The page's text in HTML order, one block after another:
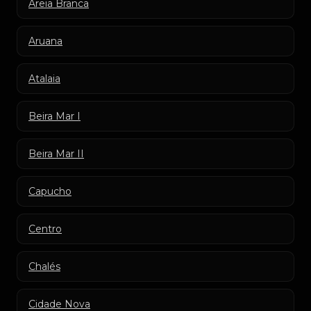
Areia Branca
Aruana
Atalaia
Beira Mar I
Beira Mar II
Capucho
Centro
Chalés
Cidade Nova